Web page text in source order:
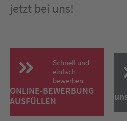
jetzt bei uns!
Schnell und
einfach
bewerben
ONLINE-BEWERBUNG
AUSFÜLLEN